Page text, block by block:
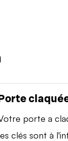
porte a
clés sont à